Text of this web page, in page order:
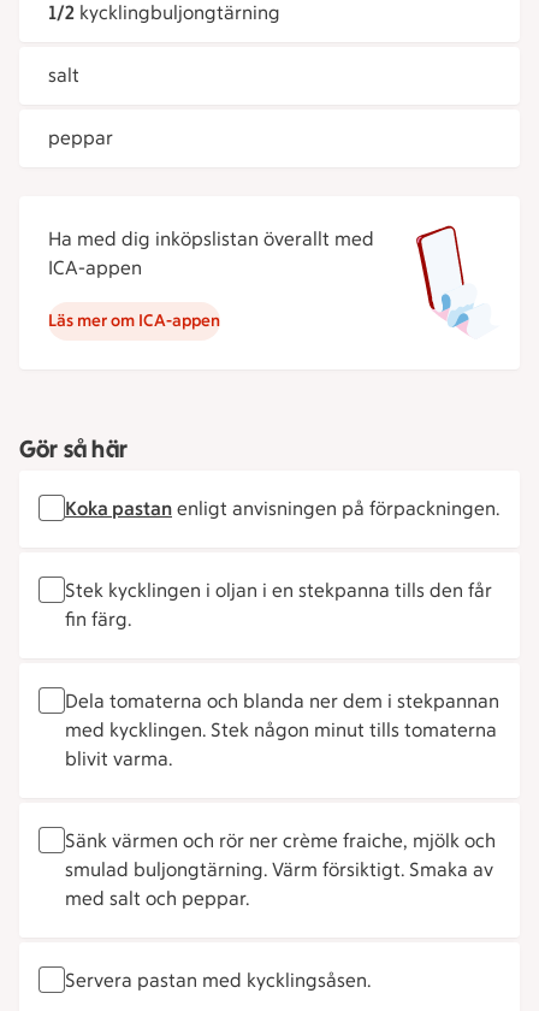
1/2 kycklingbuljongtärning
salt
peppar
Ha med dig inköpslistan överallt med
ICA-appen
Läs mer om ICA-appen
Gör så här
Koka pastan enligt anvisningen på förpackningen.
Stek kycklingen i oljan i en stekpanna tills den får
fin färg.
Dela tomaterna och blanda ner dem i stekpannan
med kycklingen. Stek någon minut tills tomaterna
blivit varma.
Sänk värmen och rör ner crème fraiche, mjölk och
smulad buljongtärning. Värm försiktigt. Smaka av
med salt och peppar.
Servera pastan med kycklingsåsen.